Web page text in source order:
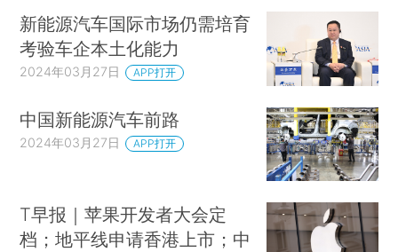
新能源汽车国际市场仍需培育
考验车企本土化能力
2024年03月27日 APP打开
中国新能源汽车前路
2024年03月27日 APP打开
T早报｜苹果开发者大会定
档；地平线申请香港上市；中